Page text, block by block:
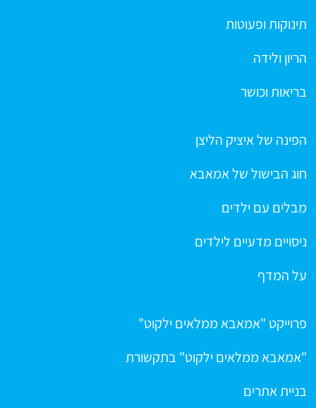
תינוקות ופעוטות
הריון ולידה
בריאות וכושר
הפינה של איציק הליצן
חוג הבישול של אמאבא
מבלים עם ילדים
ניסויים מדעיים לילדים
על המדף
פרוייקט "אמאבא ממלאים ילקוט"
"אמאבא ממלאים ילקוט" בתקשורת
בניית אתרים